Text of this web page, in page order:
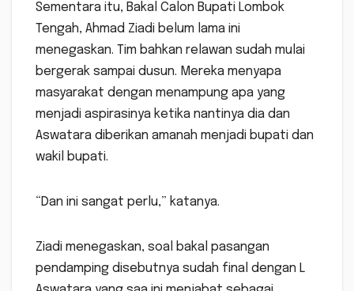
Sementara itu, Bakal Calon Bupati Lombok
Tengah, Ahmad Ziadi belum lama ini
menegaskan. Tim bahkan relawan sudah mulai
bergerak sampai dusun. Mereka menyapa
masyarakat dengan menampung apa yang
menjadi aspirasinya ketika nantinya dia dan
Aswatara diberikan amanah menjadi bupati dan
wakil bupati.
“Dan ini sangat perlu,” katanya.
Ziadi menegaskan, soal bakal pasangan
pendamping disebutnya sudah final dengan L